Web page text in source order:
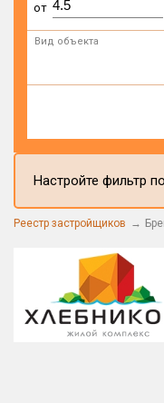
от
Вид объекта
Настройте фильтр
Реестр застройщиков